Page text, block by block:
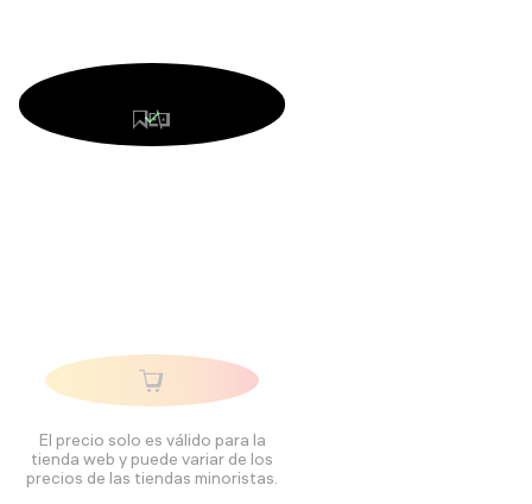
El precio solo es válido para la
tienda web y puede variar de los
precios de las tiendas minoristas.